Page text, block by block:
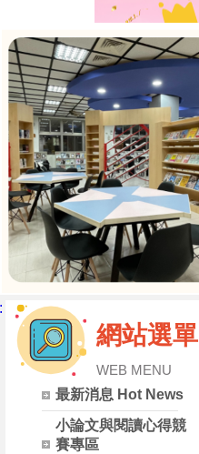
網站選單
WEB MENU
最新消息 Hot News
小論文與閱讀心得競
賽專區